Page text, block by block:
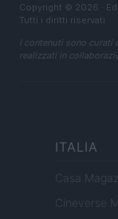
Copyright © 2026 ·
Tutti i diritti riservati
I contenuti sono curati
realizzati in
ITALIA
Casa
Cineverse